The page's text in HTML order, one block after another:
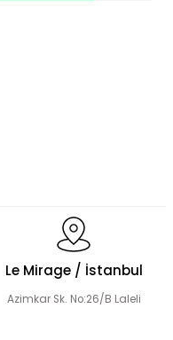
Le Mirage / İstanbul
Azimkar Sk. No:26/B Laleli